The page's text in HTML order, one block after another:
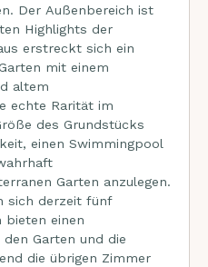
ist
Highlights der
erstreckt sich ein
mit einem
altem
echte Rarität im
des Grundstücks
einen Swimmingpool
Garten anzulegen.
sich derzeit fünf
bieten einen
Garten und die
die übrigen Zimmer